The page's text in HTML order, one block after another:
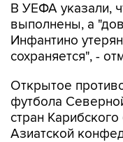
В УЕФА указали,
выполнены, а
Инфантино
сохраняется", -
Открытое
футбола
стран
Азиатской